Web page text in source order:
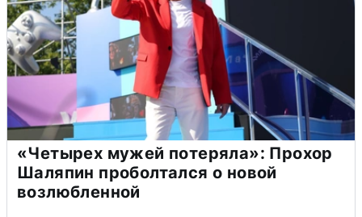
«Четырех мужей потеряла»: Прохор
Шаляпин проболтался о новой
возлюбленной